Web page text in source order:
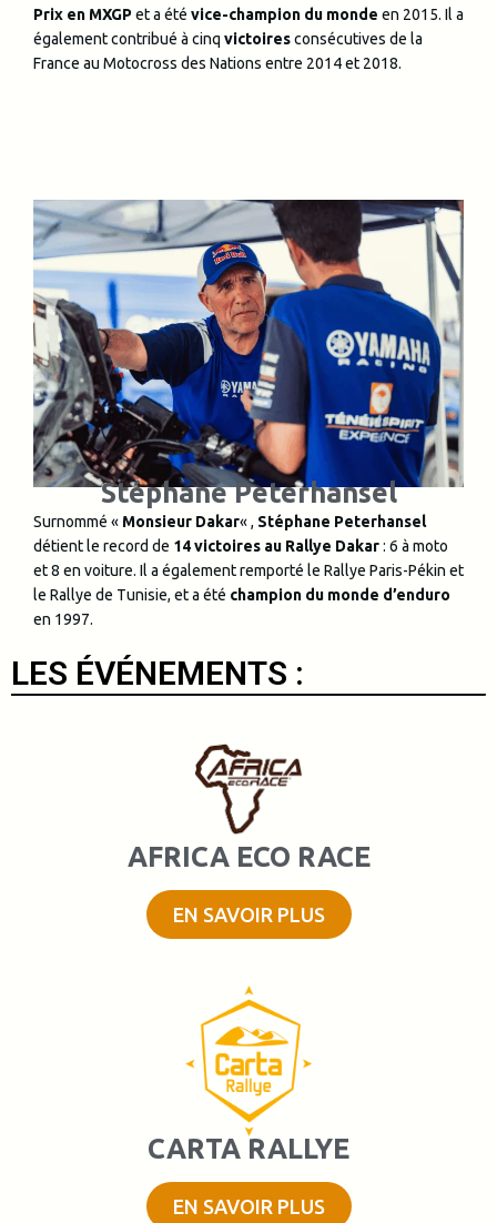
Prix en MXGPet a été vice-champion du monde en 2015. Il a
également contribué à cinq victoiresconsécutives de la
France au Motocross des Nations entre 2014 et 2018.
Stéphane Peterhansel
Surnommé « Monsieur Dakar« , Stéphane Peterhansel
détient le record de 14 victoires au Rallye Dakar: 6 à moto
et 8 en voiture. Il a également remporté le Rallye Paris-Pékin et
le Rallye de Tunisie, et a été champion du monde d’enduro
en 1997.
LES ÉVÉNEMENTS :
AFRICA ECO RACE
EN SAVOIR PLUS
CARTA RALLYE
EN SAVOIR PLUS